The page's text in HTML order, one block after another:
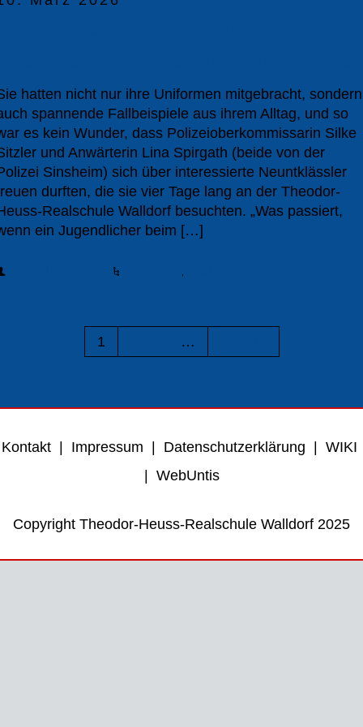
hatten nicht nur ihre Uniformen mitgebracht, sondern
spannende Fallbeispiele aus ihrem Alltag, und so
es kein Wunder, dass Polizeioberkommissarin Silke
und Anwärterin Lina Spirgath (beide von der
Sinsheim) sich über interessierte Neuntklässler
durften, die sie vier Tage lang an der Theodor-
Realschule Walldorf besuchten. „Was passiert,
ein Jugendlicher beim […]
1 …
Kontakt | Impressum | Datenschutzerklärung | WIKI
| WebUntis
Copyright Theodor-Heuss-Realschule Walldorf 2025